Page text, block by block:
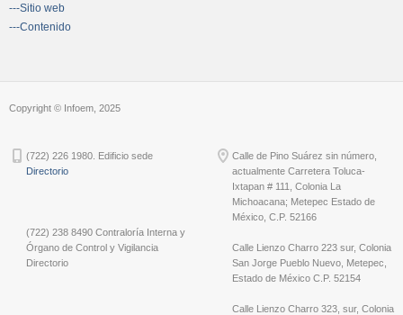
---Sitio web
---Contenido
Copyright © Infoem, 2025
(722) 226 1980. Edificio sede
Directorio
(722) 238 8490 Contraloría Interna y
Órgano de Control y Vigilancia
Directorio
Calle de Pino Suárez sin número,
actualmente Carretera Toluca-
Ixtapan # 111, Colonia La
Michoacana; Metepec Estado de
México, C.P. 52166
Calle Lienzo Charro 223 sur, Colonia
San Jorge Pueblo Nuevo, Metepec,
Estado de México C.P. 52154
Calle Lienzo Charro 323, sur, Colonia